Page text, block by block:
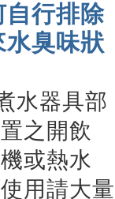
自行排除
臭味狀
器具部
之開飲
或熱水
用請大量